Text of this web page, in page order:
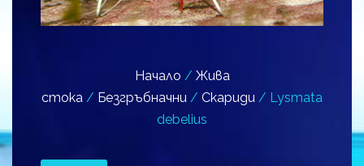
Начало / Жива
стока / Безгръбначни / Скариди / Lysmata
debelius